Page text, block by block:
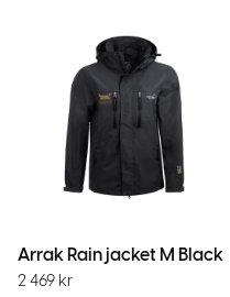
Arrak Rain jacket M Black
2 469 kr